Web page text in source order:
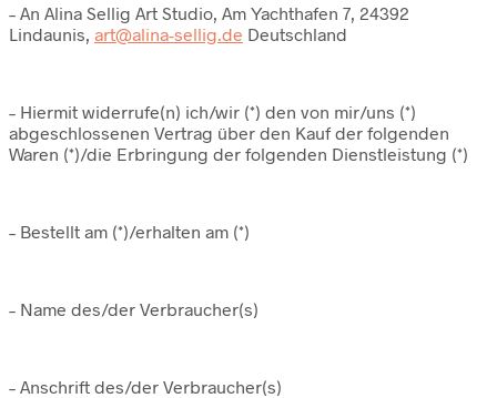
– An Alina Sellig Art Studio, Am Yachthafen 7, 24392
Lindaunis, art@alina-sellig.de Deutschland
– Hiermit widerrufe(n) ich/wir (*) den von mir/uns (*)
abgeschlossenen Vertrag über den Kauf der folgenden
Waren (*)/die Erbringung der folgenden Dienstleistung (*)
– Bestellt am (*)/erhalten am (*)
– Name des/der Verbraucher(s)
– Anschrift des/der Verbraucher(s)